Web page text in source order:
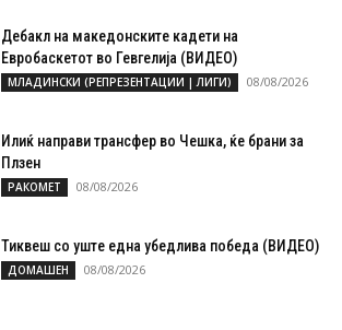
Дебакл на македонските кадети на
Евробаскетот во Гевгелија (ВИДЕО)
МЛАДИНСКИ (РЕПРЕЗЕНТАЦИИ | ЛИГИ) 08/08/2026
Илиќ направи трансфер во Чешка, ќе брани за
Плзен
РАКОМЕТ 08/08/2026
Тиквеш со уште една убедлива победа (ВИДЕО)
ДОМАШЕН 08/08/2026